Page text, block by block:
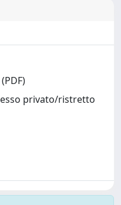
privato/ristretto